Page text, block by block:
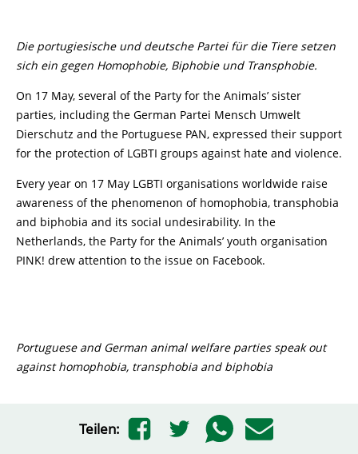
Die portugiesische und deutsche Partei für die Tiere setzen
sich ein gegen Homophobie, Biphobie und Transphobie.
On 17 May, several of the Party for the Animals’ sister
parties, including the German Partei Mensch Umwelt
Dierschutz and the Portuguese PAN, expressed their support
for the protection of LGBTI groups against hate and violence.
Every year on 17 May LGBTI organisations worldwide raise
awareness of the phenomenon of homophobia, transphobia
and biphobia and its social undesirability. In the
Netherlands, the Party for the Animals’ youth organisation
PINK! drew attention to the issue on Facebook.
Portuguese and German animal welfare parties speak out
against homophobia, transphobia and biphobia
Teilen: